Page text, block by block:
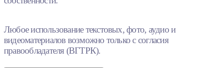
Любое использование текстовых, фото, аудио и
видеоматериалов возможно только с согласия
правообладателя (ВГТРК).